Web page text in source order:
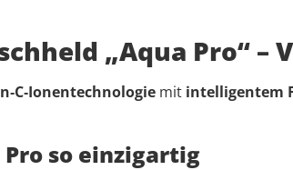
„Aqua Pro“ –
mit intelligentem
so einzigartig